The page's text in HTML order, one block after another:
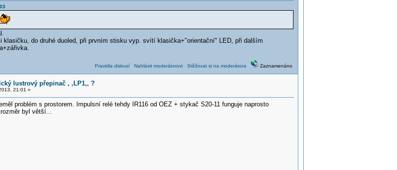
klasičku, do druhé duoled, při prvním stisku vyp. svítí klasička+"orientační" LED, při dalším
Pravidla diskusí Nahlásit moderátorovi Stěžovat si na moderátora Zaznamenáno
lustrový přepinač , ,LP1,, ?
21:01 »
problém s prostorem. Impulsní relé tehdy IR116 od OEZ + stykač S20-11 funguje naprosto
byl větší...